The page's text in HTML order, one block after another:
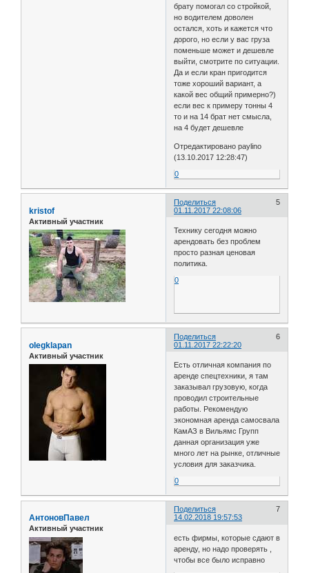
брату помогал со стройкой,
но водителем доволен
остался, хоть и кажется что
дорого, но если у вас груза
поменьше может и дешевле
выйти, смотрите по ситуации.
Да и если кран пригодится
тоже хороший вариант, а
какой вес общий примерно?)
если вес к примеру тонны 4
то и на 14 брат нет смысла,
на 4 будет дешевле
Отредактировано paylino
(13.10.2017 12:28:47)
0
Поделиться
5
01.11.2017 22:08:06
kristof
Активный участник
Технику сегодня можно
арендовать без проблем
просто разная ценовая
политика.
0
Поделиться
6
01.11.2017 22:22:20
olegklapan
Активный участник
Есть отличная компания по
аренде спецтехники, я там
заказывал грузовую, когда
проводил строительные
работы. Рекомендую
экономная аренда самосвала
КамАЗ в Вильямс Групп
данная организация уже
много лет на рынке, отличные
условия для заказчика.
0
Поделиться
7
14.02.2018 19:57:53
АнтоновПавел
Активный участник
есть фирмы, которые сдают в
аренду, но надо проверять ,
чтобы все было исправно